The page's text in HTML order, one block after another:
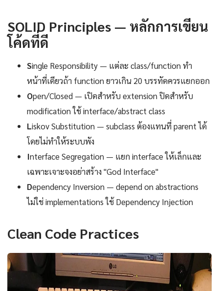
SOLID Principles — หลักการเขียน
โค้ดที่ดี
Single Responsibility — แต่ละ class/function ทำ
หน้าที่เดียวถ้า function ยาวเกิน 20 บรรทัดควรแยกออก
Open/Closed — เปิดสำหรับ extension ปิดสำหรับ
modification ใช้ interface/abstract class
Liskov Substitution — subclass ต้องแทนที่ parent ได้
โดยไม่ทำให้ระบบพัง
Interface Segregation — แยก interface ให้เล็กและ
เฉพาะเจาะจงอย่าสร้าง "God Interface"
Dependency Inversion — depend on abstractions
ไม่ใช่ implementations ใช้ Dependency Injection
Clean Code Practices